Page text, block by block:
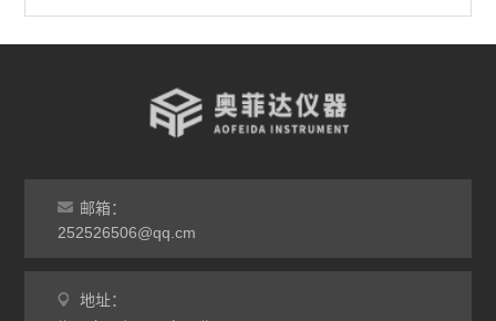
灰分马弗炉
非标定做马弗炉
邮箱：
252526506@qq.cm
地址：